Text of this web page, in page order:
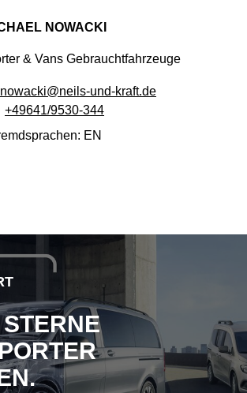
NOWACKI
& Vans Gebrauchtfahrzeuge
und-kraft.de
+49641/9530-344
EN